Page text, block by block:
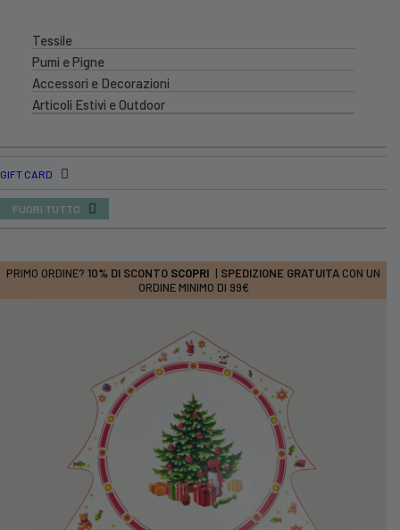
Tessile
Pumi e Pigne
Accessori e Decorazioni
Articoli Estivi e Outdoor
GIFT CARD
FUORI TUTTO
PRIMO ORDINE? 10% DI SCONTO SCOPRI | SPEDIZIONE GRATUITA CON UN
ORDINE MINIMO DI 99€